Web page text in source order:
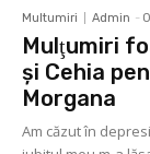
Multumiri Admin -
Mulţumiri
și Cehia
Morgana
Am căzut în